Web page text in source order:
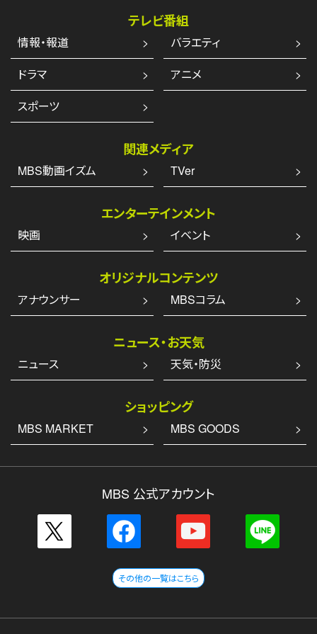
テレビ番組
情報・報道
バラエティ
ドラマ
アニメ
スポーツ
関連メディア
MBS動画イズム TVer
エンターテインメント
映画 イベント
オリジナルコンテンツ
アナウンサー MBSコラム
ニュース・お天気
ニュース 天気・防災
ショッピング
MBS MARKET MBS GOODS
MBS 公式アカウント
その他の一覧はこちら